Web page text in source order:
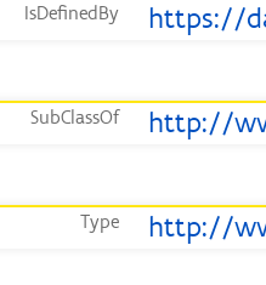
IsDefinedBy
SubClassOf http://
Type http://